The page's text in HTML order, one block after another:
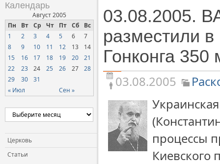
Календарь
Август 2005
Пн
Вт Ср Чт Пт Сб Вс
« Июл Сен »
1 2 3 4 5 6
7
8
9 10 11 12 13
14
15
16 17 18 19 20
21
22
23 24 25 26 27
28
29
30 31
Церковь
Статьи
03.08.2005.
разместили
Гонконга
03.08.2005
процессы
Киевского